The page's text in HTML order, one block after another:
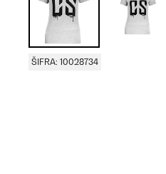
ŠIFRA: 10028734